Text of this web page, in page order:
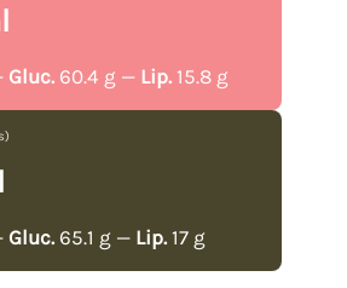
Gluc. 60.4 g — Lip. 15.8 g
Gluc. 65.1 g — Lip. 17 g